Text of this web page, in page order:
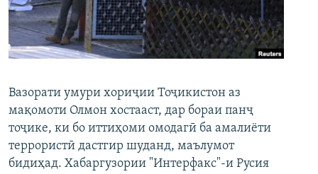
ГУЗОРИШҲОИ РАДИОӢ
Русский
Ҳамаи сомонаҳои RFE/RL
Вазорати умури хориҷии Тоҷикистон аз
мақомоти Олмон хостааст, дар бораи панҷ
тоҷике, ки бо иттиҳоми омодагӣ ба амалиёти
террористӣ дастгир шуданд, маълумот
бидиҳад. Хабаргузории "Интерфакс"-и Русия